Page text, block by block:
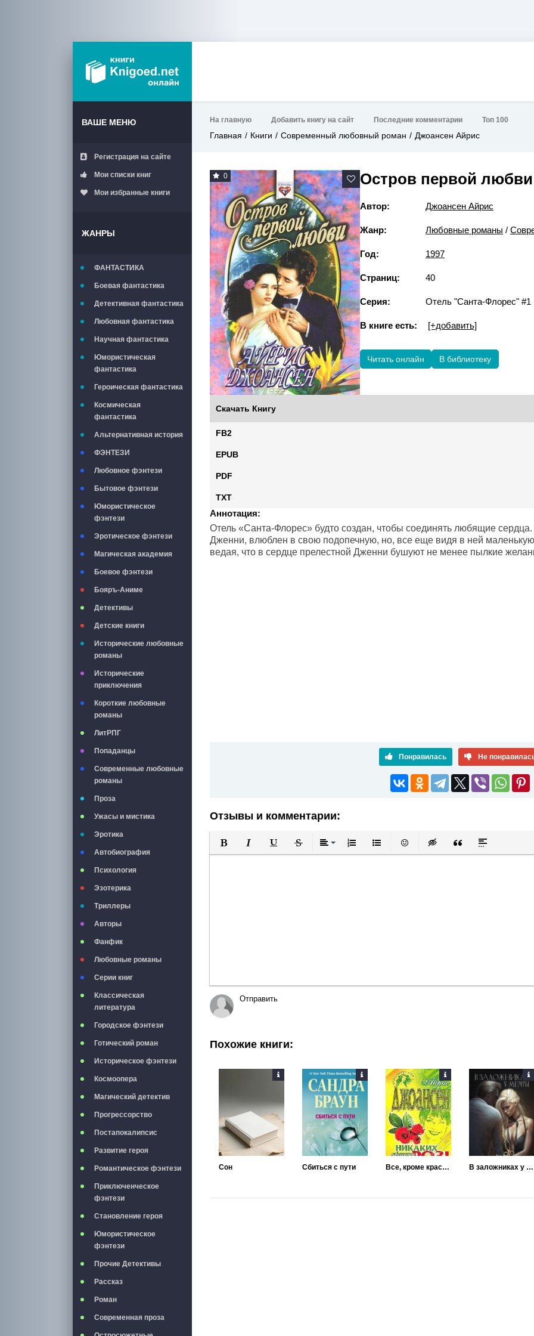
ВАШЕ МЕНЮ
Регистрация на сайте
Мои списки книг
Мои избранные книги
ЖАНРЫ
ФАНТАСТИКА
Боевая фантастика
Детективная фантастика
Любовная фантастика
Научная фантастика
Юмористическая
фантастика
Героическая фантастика
Космическая
фантастика
Альтернативная история
ФЭНТЕЗИ
Любовное фэнтези
Бытовое фэнтези
Юмористическое
фэнтези
Эротическое фэнтези
Магическая академия
Боевое фэнтези
Бояръ-Аниме
Детективы
Детские книги
Исторические любовные
романы
Исторические
приключения
Короткие любовные
романы
ЛитРПГ
Попаданцы
Современные любовные
романы
Проза
Ужасы и мистика
Эротика
Автобиография
Психология
Эзотерика
Триллеры
Авторы
Фанфик
Любовные романы
Серии книг
Классическая
литература
Городское фэнтези
Готический роман
Историческое фэнтези
Космоопера
Магический детектив
Прогрессорство
Постапокалипсис
Развитие героя
Романтическое фэнтези
Приключенческое
фэнтези
Становление героя
Юмористическое
фэнтези
Прочие Детективы
Рассказ
Роман
Современная проза
На главную Добавить книгу на сайт Последние комментарии Топ 100
Главная Книги Современный любовный роман Джоансен Айрис
0 Остров первой любви
Автор: Джоансен Айрис
Жанр: Любовные романы /
Год: 1997
Страниц: 40
Серия: Отель "Санта-Флорес" #1
В книге есть: [+добавить]
Читать онлайн В библиотеку
Скачать Книгу
FB2
EPUB
PDF
TXT
Аннотация:
Отель «Санта-Флорес» будто создан, чтобы соединять любящие
Дженни, влюблен в свою подопечную, но, все еще видя в ней маленькую
ведая, что в сердце прелестной Дженни бушуют не менее пылкие
Понравилась Не
Отзывы и комментарии:
Полужирный
КурсивПодчеркнутый
ЗачеркнутыйВыравнивание
Нумерованный список
Маркированный список
Вставить смайлик
Вставка скрытого текста
Вставка цитаты
Вставка
Отправить
Похожие книги:
Сон Сбиться с пути Все, кроме красных роз (Никаких красных роз) В заложниках у мечты